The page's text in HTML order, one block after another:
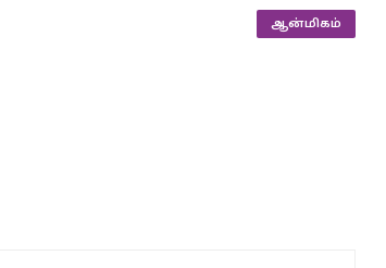
ஆன்மிகம்